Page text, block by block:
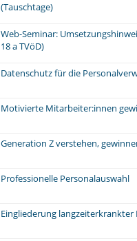
(Tauschtage)
Web-Seminar:
18 a TVöD)
Datenschutz für die
Motivierte Mitarbeiter:innen
Generation Z verstehen,
Professionelle Personalauswahl
Eingliederung